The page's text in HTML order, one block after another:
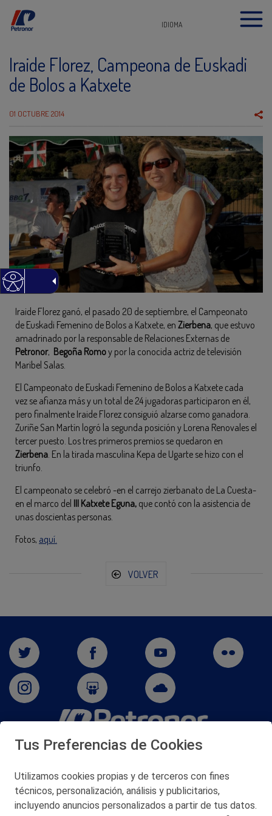
IDIOMA
Iraide Florez, Campeona de Euskadi
de Bolos a Katxete
01 OCTUBRE 2014
Iraide Florez ganó, el pasado 20 de septiembre, el Campeonato
de Euskadi Femenino de Bolos a Katxete, en Zierbena, que estuvo
amadrinado por la responsable de Relaciones Externas de
Petronor, Begoña Romoy por la conocida actriz de televisión
Maribel Salas.
El Campeonato de Euskadi Femenino de Bolos a Katxete cada
vez se afianza más y un total de 24 jugadoras participaron en él,
pero finalmente Iraide Florez consiguió alzarse como ganadora.
Zuriñe San Martín logró la segunda posición y Lorena Renovales el
tercer puesto. Los tres primeros premios se quedaron en
Zierbena . En la tirada masculina Kepa de Ugarte se hizo con el
triunfo.
El campeonato se celebró -en el carrejo zierbanato de La Cuesta-
en el marco del III Katxete Eguna, que contó con la asistencia de
unas doscientas personas.
Fotos, aquí.
VOLVER
San Martín 5-Edificio Muñatones,
© 2026 Petronor S.A.
Tus Preferencias de Cookies
Utilizamos cookies propias y de terceros con fines
técnicos, personalización, análisis y publicitarios,
incluyendo anuncios personalizados a partir de tus datos.